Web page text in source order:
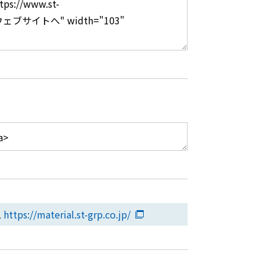
https://material.st-grp.co.jp/